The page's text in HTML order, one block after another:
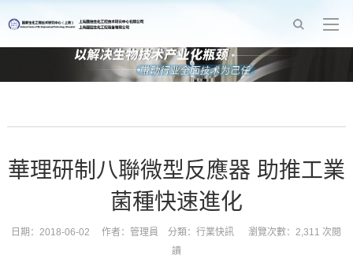
華理研制八聯微型反應器 助推工業
菌種快速進化
日期：2018-06-02 作者：管理員 分類：行業快訊 瀏覽次數：2,311 次閱
讀